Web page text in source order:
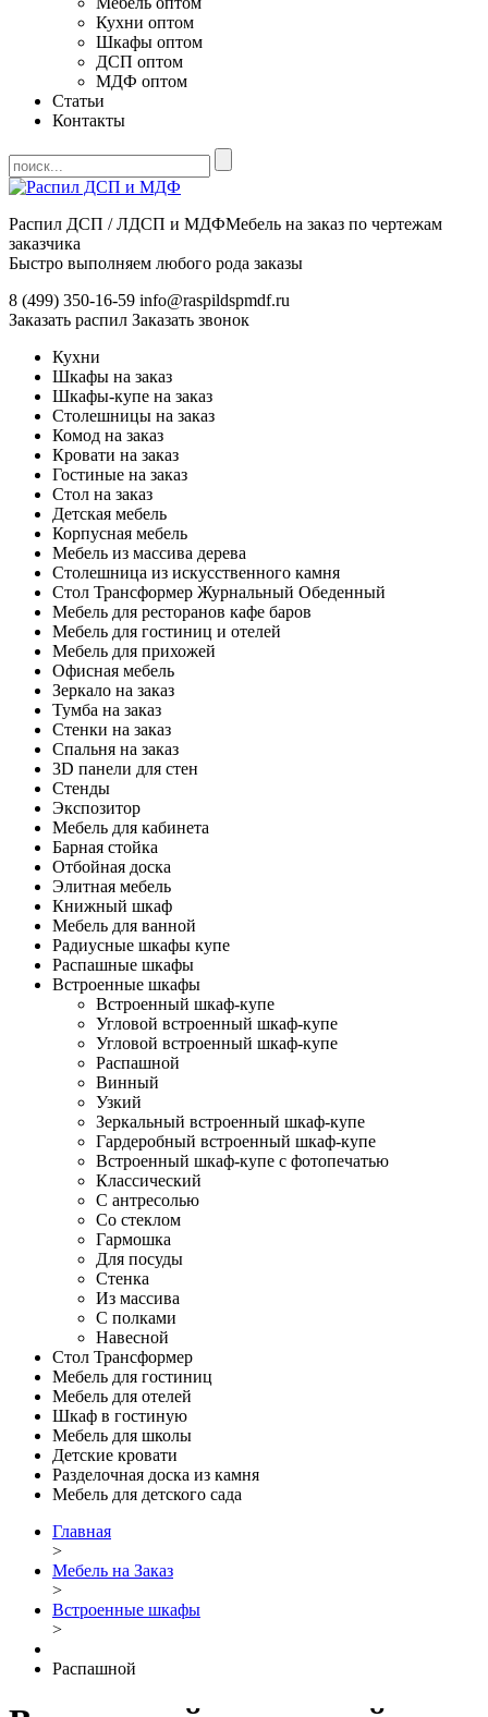
Кухни оптом
Шкафы оптом
ДСП оптом
МДФ оптом
Статьи
Контакты
Распил ДСП / ЛДСП и МДФМебель на заказ по чертежам
заказчика
Быстро выполняем любого рода заказы
8 (499) 350-16-59 info@raspildspmdf.ru
Заказать распил Заказать звонок
Кухни
Шкафы на заказ
Шкафы-купе на заказ
Столешницы на заказ
Комод на заказ
Кровати на заказ
Гостиные на заказ
Стол на заказ
Детская мебель
Корпусная мебель
Мебель из массива дерева
Столешница из искусственного камня
Стол Трансформер Журнальный Обеденный
Мебель для ресторанов кафе баров
Мебель для гостиниц и отелей
Мебель для прихожей
Офисная мебель
Зеркало на заказ
Тумба на заказ
Стенки на заказ
Спальня на заказ
3D панели для стен
Стенды
Экспозитор
Мебель для кабинета
Барная стойка
Отбойная доска
Элитная мебель
Книжный шкаф
Мебель для ванной
Радиусные шкафы купе
Распашные шкафы
Встроенные шкафы
Встроенный шкаф-купе
Угловой встроенный шкаф-купе
Угловой встроенный шкаф-купе
Распашной
Винный
Узкий
Зеркальный встроенный шкаф-купе
Гардеробный встроенный шкаф-купе
Встроенный шкаф-купе с фотопечатью
Классический
С антресолью
Со стеклом
Гармошка
Для посуды
Стенка
Из массива
С полками
Навесной
Стол Трансформер
Мебель для гостиниц
Мебель для отелей
Шкаф в гостиную
Мебель для школы
Детские кровати
Разделочная доска из камня
Мебель для детского сада
Главная
>
Мебель на Заказ
>
Встроенные шкафы
>
Распашной